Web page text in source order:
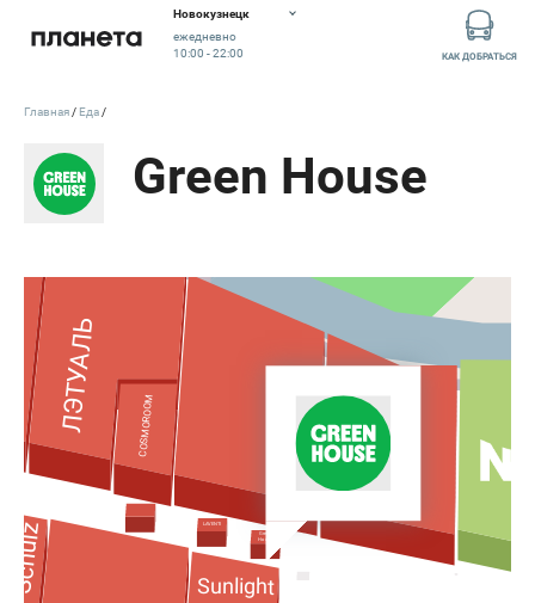
Новокузнецк
ежедневно
10:00 - 22:00
КАК ДОБРАТЬСЯ
Green House
LAVENTI
Green
House
ЛЭТУАЛЬ COSMOROOM
Schulz Sunlight
Главная Еда